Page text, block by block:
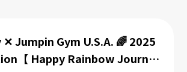
Jumpin Gym U.S.A. 🌈 2025
【 Happy Rainbow Journey